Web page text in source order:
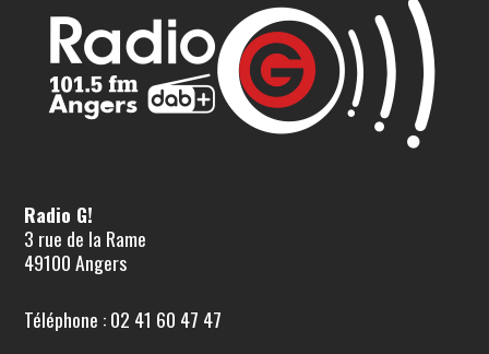
Radio G!
3 rue de la Rame
49100 Angers
Téléphone : 02 41 60 47 47